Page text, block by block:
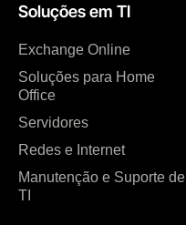
Soluções em TI
Exchange Online
Soluções para Home
Office
Servidores
Redes e Internet
Manutenção e Suporte de
TI